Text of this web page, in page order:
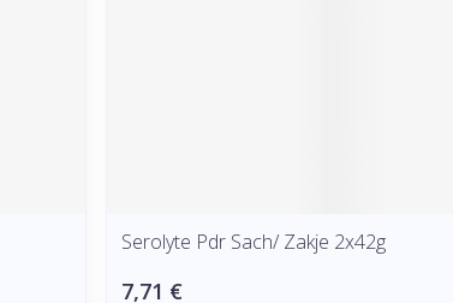
Serolyte Pdr Sach/ Zakje 2x42g
7,71 €